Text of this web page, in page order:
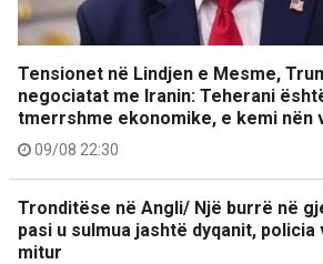
Tensionet në Lindjen e Mesme,
negociatat me Iranin: Teherani
tmerrshme ekonomike, e kemi nën
09/08 22:30
Tronditëse në Angli/ Një burrë në
pasi u sulmua jashtë dyqanit, policia
mitur